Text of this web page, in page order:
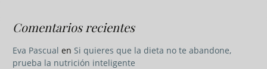
Comentarios recientes
Eva Pascual en Si quieres que la dieta no te abandone,
prueba la nutrición inteligente